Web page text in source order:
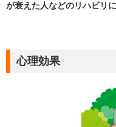
が衰えた人などのリハビリ
心理効果